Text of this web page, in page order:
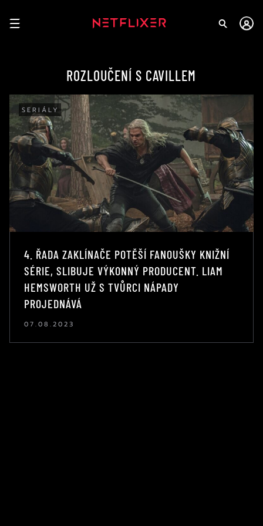
ROZLOUČENÍ S CAVILLEM
SERIÁLY
4. ŘADA ZAKLÍNAČE POTĚŠÍ FANOUŠKY KNIŽNÍ
SÉRIE, SLIBUJE VÝKONNÝ PRODUCENT. LIAM
HEMSWORTH UŽ S TVŮRCI NÁPADY
PROJEDNÁVÁ
07.08.2023